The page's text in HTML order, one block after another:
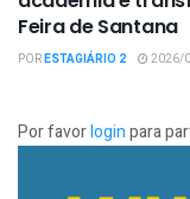
Feira de Santana
PORESTAGIÁRIO 2 2026/
Por favorloginpara